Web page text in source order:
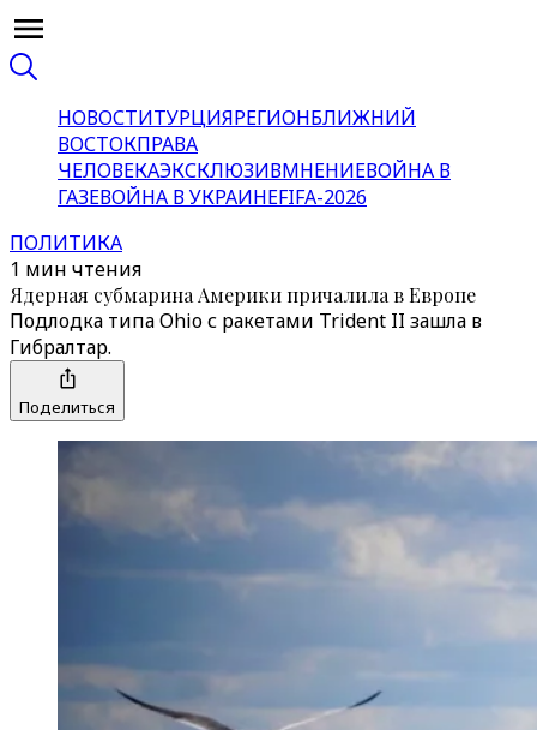
НОВОСТИТУРЦИЯРЕГИОНБЛИЖНИЙ
ВОСТОКПРАВА
ЧЕЛОВЕКАЭКСКЛЮЗИВМНЕНИЕВОЙНА В
ГАЗЕВОЙНА В УКРАИНЕFIFA-2026
ПОЛИТИКА
1 мин чтения
Ядерная субмарина Америки причалила в Европе
Подлодка типа Ohio с ракетами Trident II зашла в
Гибралтар.
Поделиться